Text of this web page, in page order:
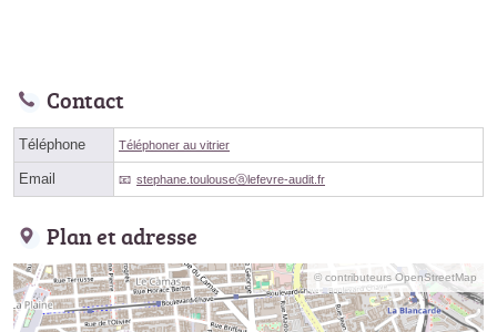
Contact
Téléphone Téléphoner au vitrier
Email stephane.toulouseⓐlefevre-audit.fr
Plan et adresse
© contributeurs OpenStreetMap